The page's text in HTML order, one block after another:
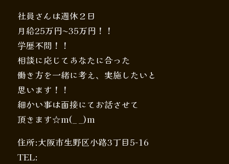
社員さんは週休２日
月給25万円〜35万円！！
学歴不問！！
相談に応じてあなたに合った
働き方を一緒に考え、実施したいと
思います！！
細かい事は面接にてお話させて
頂きます☆m(_ _)m
住所:大阪市生野区小路3丁目5-16
TEL: